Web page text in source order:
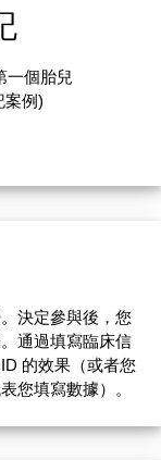
一個胎兒
案例)
決定參與後，您
通過填寫臨床信
的效果（或者您
您填寫數據）。